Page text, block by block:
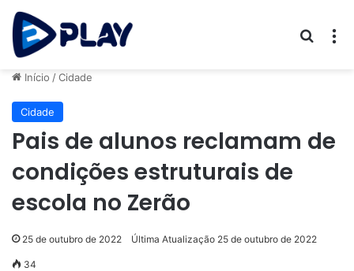
Início /Cidade
Cidade
Pais de alunos reclamam de
condições estruturais de
escola no Zerão
25 de outubro de 2022 Última Atualização 25 de outubro de 2022
34